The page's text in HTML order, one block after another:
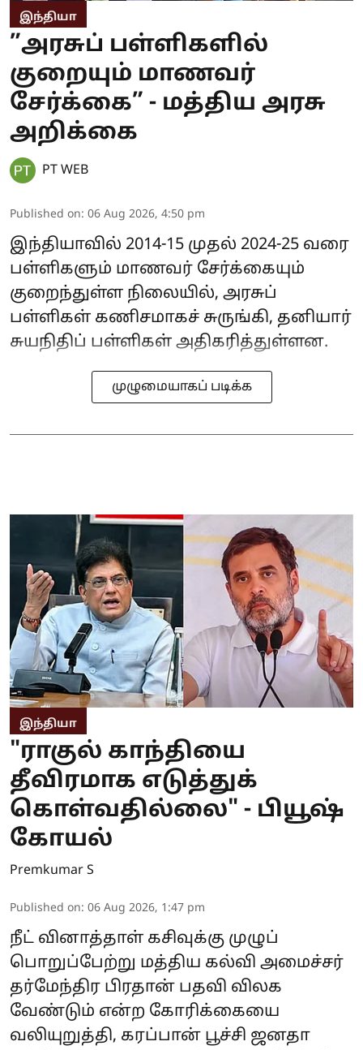
இந்தியா
”அரசுப் பள்ளிகளில்
குறையும் மாணவர்
சேர்க்கை” - மத்திய அரசு
அறிக்கை
PT WEB
Published on: 06 Aug 2026, 4:50 pm
இந்தியாவில் 2014-15 முதல் 2024-25 வரை
பள்ளிகளும் மாணவர் சேர்க்கையும்
குறைந்துள்ள நிலையில், அரசுப்
பள்ளிகள் கணிசமாகச் சுருங்கி, தனியார்
சுயநிதிப் பள்ளிகள் அதிகரித்துள்ளன.
முழுமையாகப் படிக்க
இந்தியா
"ராகுல் காந்தியை
தீவிரமாக எடுத்துக்
கொள்வதில்லை" - பியூஷ்
கோயல்
Premkumar S
Published on: 06 Aug 2026, 1:47 pm
நீட் வினாத்தாள் கசிவுக்கு முழுப்
பொறுப்பேற்று மத்திய கல்வி அமைச்சர்
தர்மேந்திர பிரதான் பதவி விலக
வேண்டும் என்ற கோரிக்கையை
வலியுறுத்தி, கரப்பான் பூச்சி ஜனதா